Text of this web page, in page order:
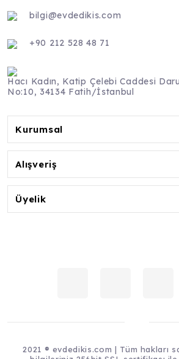
bilgi@evdedikis.com
+90 212 528 48 71
Hacı Kadın, Katip Çelebi Caddesi
No:10, 34134 Fatih/İstanbul
Kurumsal
Alışveriş
Üyelik
2021 ® evdedikis.com | Tüm hakları